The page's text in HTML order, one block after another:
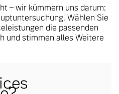
– wir kümmern uns darum:
Wählen Sie
die passenden
und stimmen alles Weitere